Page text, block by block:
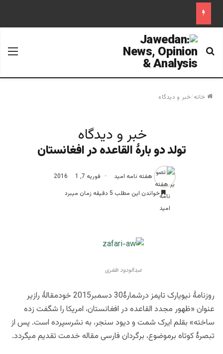
جستجو برای
خانه/خبر و دیدگاه
خبر و دیدگاه
تولد دو بارۀ القاعده در افغانستان
هفته نامه امید فوریه 7, 2016
1
خواندن این مطلب 5 دقیقه زمان میبرد
عبدالودود ظفری
روزنامۀ نیویارک تایمز درشمارۀ30 دسمبر2015 خودمقالۀ رازیر
عنوان «ظهور مجدد القاعده در افغانستان، امریکا را شگفت زده
ساخته» بقلم ایرک شمت و دیود سنجر، به نشرسپرده است. پس از
تبصرۀ کوتاه برموضوع، برگردان فارسی مقاله خدمت تقدیم میگردد.